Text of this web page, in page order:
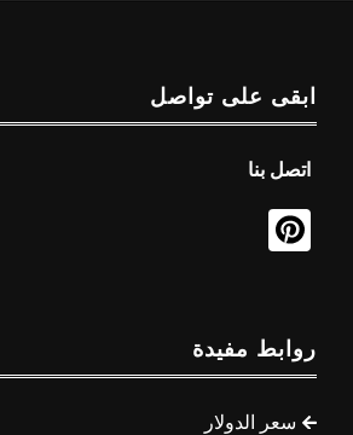
ابقى على تواصل
اتصل بنا
روابط مفيدة
سعر الدولار